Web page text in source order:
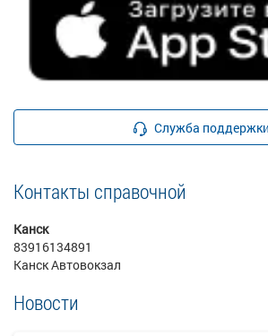
Служба поддержки
Контакты справочной
Канск
83916134891
Канск Автовокзал
Новости